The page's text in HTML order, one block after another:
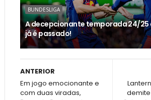
BUNDESLIGA
A decepcionante temporada 24/25
já é passado!
ANTERIOR
Em jogo emocionante e
com duas viradas,